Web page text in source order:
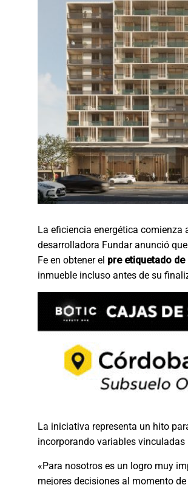
La eficiencia energética comienza
desarrolladora Fundar anunció que
Fe en obtener el pre etiquetado
inmueble incluso antes de su
La iniciativa representa un hito
incorporando variables
«Para nosotros es un logro muy
mejores decisiones al momento